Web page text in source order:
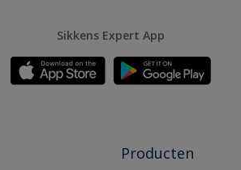
Sikkens Expert App
Producten